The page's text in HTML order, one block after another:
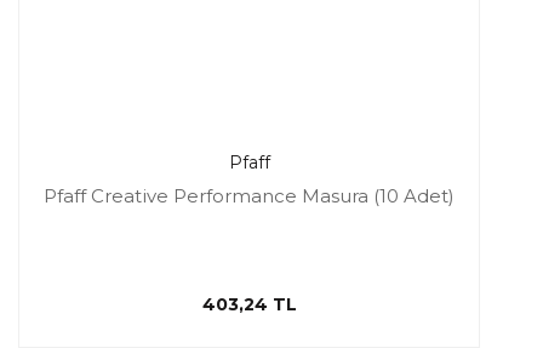
Pfaff
Pfaff Creative Performance Masura (10 Adet)
403,24 TL